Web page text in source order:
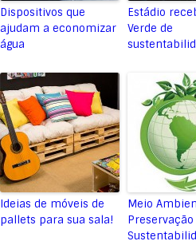
Dispositivos que
ajudam a economizar
água
Estádio
Verde de
Ideias de móveis de
pallets para sua sala!
Meio